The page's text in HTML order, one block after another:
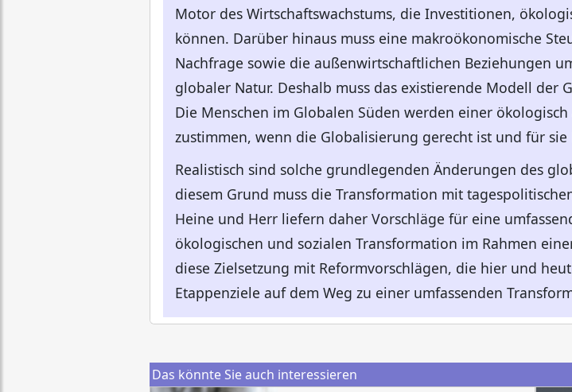
Motor des Wirtschaftswachstums, die Investitionen,
können. Darüber hinaus muss eine makroökonomische
Nachfrage sowie die außenwirtschaftlichen Beziehungen
globaler Natur. Deshalb muss das existierende Modell
Die Menschen im Globalen Süden werden einer
zustimmen, wenn die Globalisierung gerecht ist und für
Realistisch sind solche grundlegenden Änderungen des
diesem Grund muss die Transformation mit
Heine und Herr liefern daher Vorschläge für eine
ökologischen und sozialen Transformation im Rahmen
diese Zielsetzung mit Reformvorschlägen, die hier und
Etappenziele auf dem Weg zu einer umfassenden
Das könnte Sie auch interessieren